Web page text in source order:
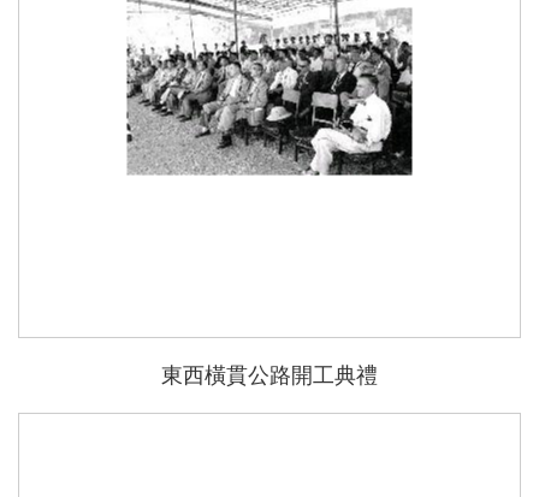
東西橫貫公路開工典禮